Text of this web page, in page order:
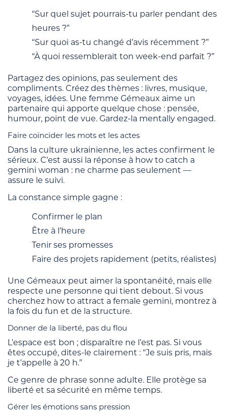
“Sur quel sujet pourrais-tu parler pendant des
heures ?”
“Sur quoi as-tu changé d’avis récemment ?”
“À quoi ressemblerait ton week-end parfait ?”
Partagez des opinions, pas seulement des
compliments. Créez des thèmes : livres, musique,
voyages, idées. Une femme Gémeaux aime un
partenaire qui apporte quelque chose : pensée,
humour, point de vue. Gardez-la mentally engaged.
Faire coïncider les mots et les actes
Dans la culture ukrainienne, les actes confirment le
sérieux. C’est aussi la réponse à how to catch a
gemini woman : ne charme pas seulement —
assure le suivi.
La constance simple gagne :
Confirmer le plan
Être à l’heure
Tenir ses promesses
Faire des projets rapidement (petits, réalistes)
Une Gémeaux peut aimer la spontanéité, mais elle
respecte une personne qui tient debout. Si vous
cherchez how to attract a female gemini, montrez à
la fois du fun et de la structure.
Donner de la liberté, pas du flou
L’espace est bon ; disparaître ne l’est pas. Si vous
êtes occupé, dites-le clairement : “Je suis pris, mais
je t’appelle à 20 h.”
Ce genre de phrase sonne adulte. Elle protège sa
liberté et sa sécurité en même temps.
Gérer les émotions sans pression